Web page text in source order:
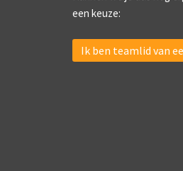
een keuze:
Ik ben teamlid van